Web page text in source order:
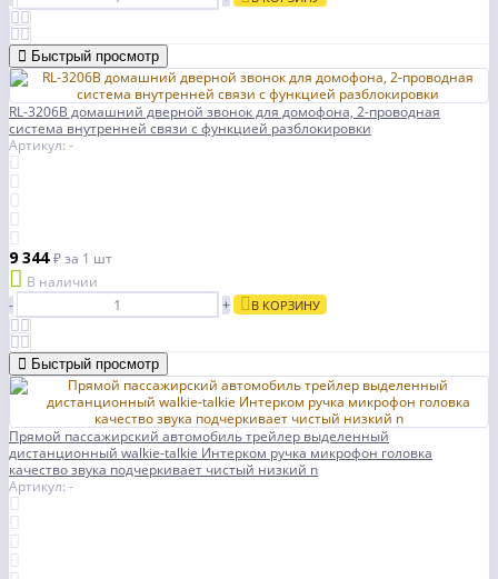
Быстрый просмотр
RL-3206B домашний дверной звонок для домофона, 2-проводная
система внутренней связи с функцией разблокировки
Артикул: -
9 344₽за 1 шт
В наличии
-
+ В КОРЗИНУ
Быстрый просмотр
Прямой пассажирский автомобиль трейлер выделенный
дистанционный walkie-talkie Интерком ручка микрофон головка
качество звука подчеркивает чистый низкий n
Артикул: -